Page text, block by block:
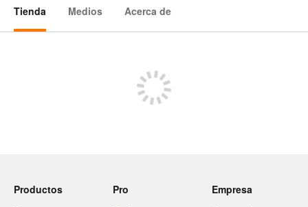
Tienda
Medios Acerca de
Productos
Pro
Empresa